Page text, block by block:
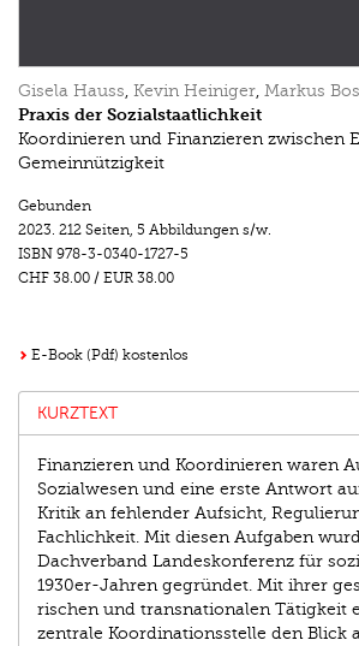
Gisela Hauss Kevin Heiniger Markus
Praxis der Sozialstaatlichkeit
Koordinieren und Finanzieren zwischen
Gemeinnützigkeit
Gebunden
2023. 212 Seiten 5 Abbildungen s/w.
ISBN 978-3-0340-1727-5
CHF 38.00 / EUR 38.00
E-Book (Pdf) kostenlos
KURZTEXT
Finanzieren und Koordinieren waren
Sozialwesen und eine erste Antwort
Kritik an fehlender Aufsicht,
Fachlichkeit. Mit ­diesen Aufgaben
Dachverband Landeskonferenz für
1930er-­Jahren gegründet. Mit ihrer
rischen und transnationalen Tätigkeit
zentrale ­Koordinationsstelle den Blick